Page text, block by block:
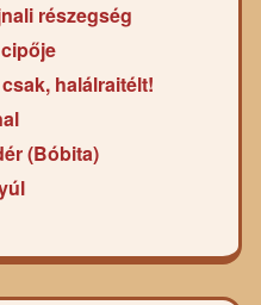
részegség
halálraitélt!
(Bóbita)